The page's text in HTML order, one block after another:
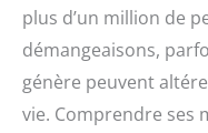
plus d’un million de
démangeaisons,
génère peuvent
vie. Comprendre ses